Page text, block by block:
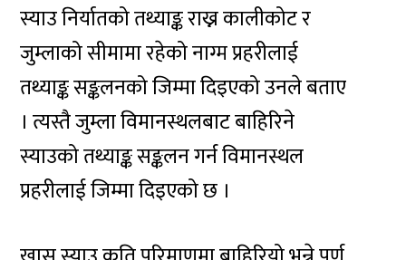
स्याउ निर्यातको तथ्याङ्क राख्न कालीकोट र
जुम्लाको सीमामा रहेको नाग्म प्रहरीलाई
तथ्याङ्क सङ्कलनको जिम्मा दिइएको उनले बताए
। त्यस्तै जुम्ला विमानस्थलबाट बाहिरिने
स्याउको तथ्याङ्क सङ्कलन गर्न विमानस्थल
प्रहरीलाई जिम्मा दिइएको छ ।